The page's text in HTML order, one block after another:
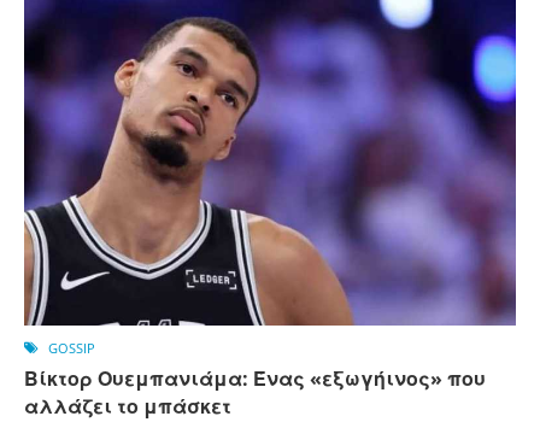
GOSSIP
Βίκτορ Ουεμπανιάμα: Ένας «εξωγήινος» που
αλλάζει το μπάσκετ